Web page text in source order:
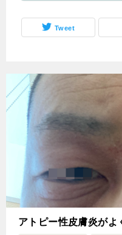
Tweet
アトピー性皮膚炎がよ